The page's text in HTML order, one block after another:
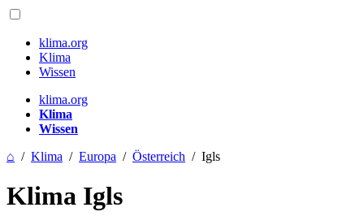
klima.org
Klima
Wissen
klima.org
Klima
Wissen
⌂ / Klima / Europa / Österreich / Igls
Klima Igls